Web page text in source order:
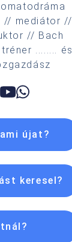
// mediátor //
// Bach
........ és
újat?
keresel?